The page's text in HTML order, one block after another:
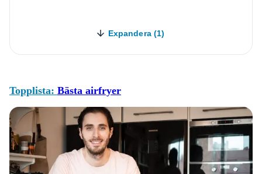
Expandera (1)
Topplista: Bästa airfryer